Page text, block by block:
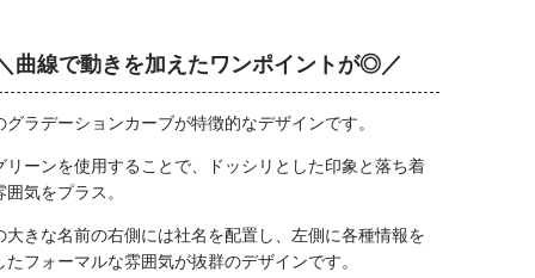
曲線で動きを加えたワンポイントが◎／
グラデーションカーブが特徴的なデザインです。
リーンを使用することで、ドッシリとした印象と落ち着
囲気をプラス。
大きな名前の右側には社名を配置し、左側に各種情報を
たフォーマルな雰囲気が抜群のデザインです。